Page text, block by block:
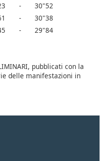
-
30"52
-
30"38
- 29"84
pubblicati con la
delle manifestazioni in